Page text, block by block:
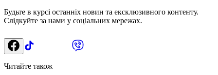
Будьте в курсі останніх новин та ексклюзивного контенту.
Слідкуйте за нами у соціальних мережах.
Читайте також